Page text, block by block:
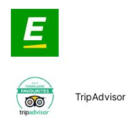
TripAdvisor